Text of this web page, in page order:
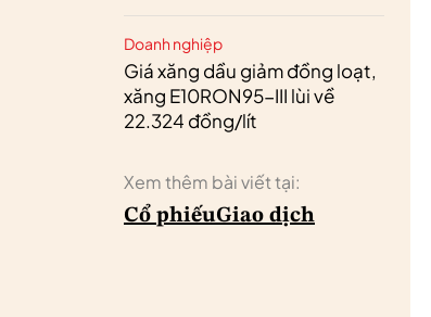
Doanh nghiệp
Giá xăng dầu giảm đồng loạt,
xăng E10RON95-III lùi về
22.324 đồng/lít
Xem thêm bài viết tại:
Cổ phiếuGiao dịch